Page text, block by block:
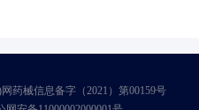
药械信息备字（2021）第00159号